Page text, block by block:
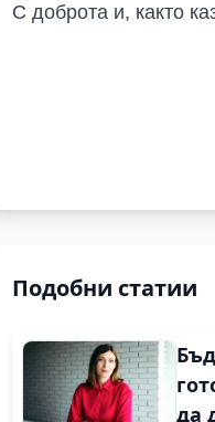
С доброта и, както
Подобни статии
да